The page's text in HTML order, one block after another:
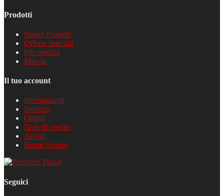
Prodotti
Nuovi Prodotti
Offerte Speciali
Più venduti
Marchi
Il tuo account
Informazioni
Indirizzi
Ordini
Note di credito
Avvisi
Buoni Sconto
Seguici